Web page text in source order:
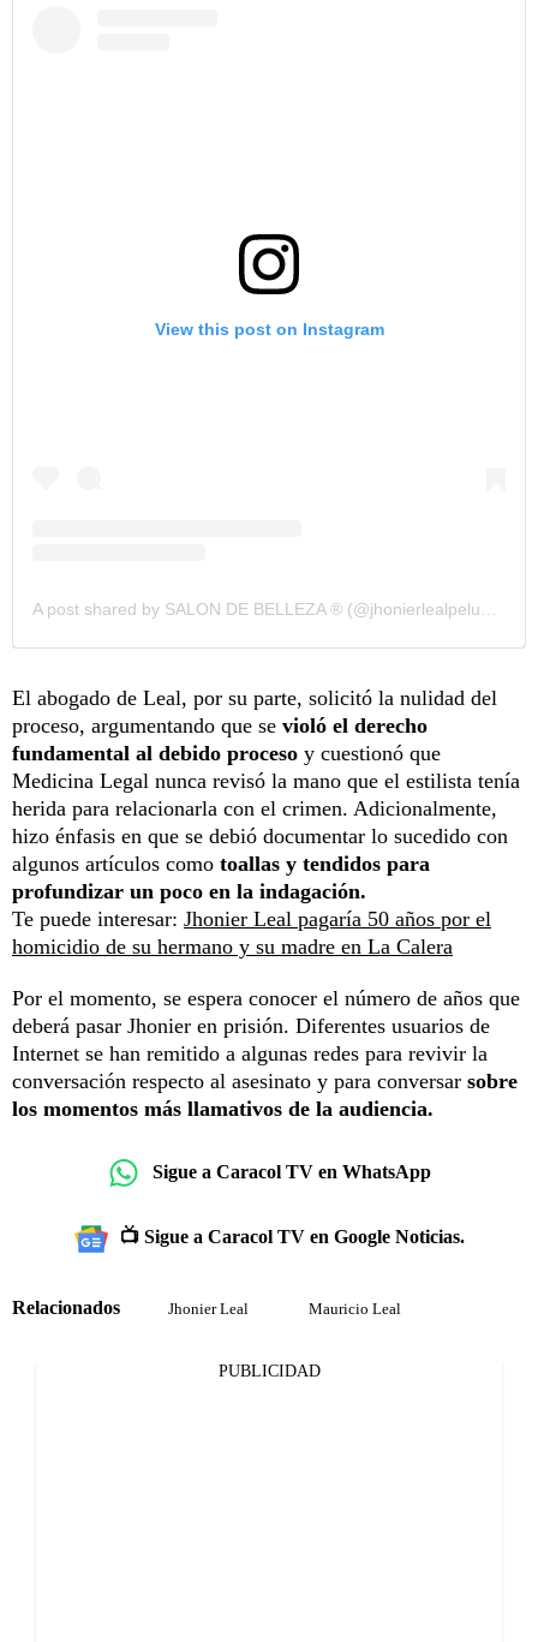
View this post on Instagram
El abogado de Leal, por su parte, solicitó la nulidad del
proceso, argumentando que se violó el derecho
fundamental al debido proceso y cuestionó que
Medicina Legal nunca revisó la mano que el estilista tenía
herida para relacionarla con el crimen. Adicionalmente,
hizo énfasis en que se debió documentar lo sucedido con
algunos artículos como toallas y tendidos para
profundizar un poco en la indagación.
Te puede interesar: Jhonier Leal pagaría 50 años por el
homicidio de su hermano y su madre en La Calera
Por el momento, se espera conocer el número de años que
deberá pasar Jhonier en prisión. Diferentes usuarios de
Internet se han remitido a algunas redes para revivir la
conversación respecto al asesinato y para conversar sobre
los momentos más llamativos de la audiencia.
Sigue a Caracol TV en WhatsApp
📺 Sigue a Caracol TV en Google Noticias.
Relacionados Jhonier Leal Mauricio Leal
PUBLICIDAD